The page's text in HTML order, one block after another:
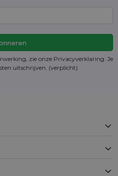
zie onze Privacyverklaring. Je
uitschrijven . (verplicht)